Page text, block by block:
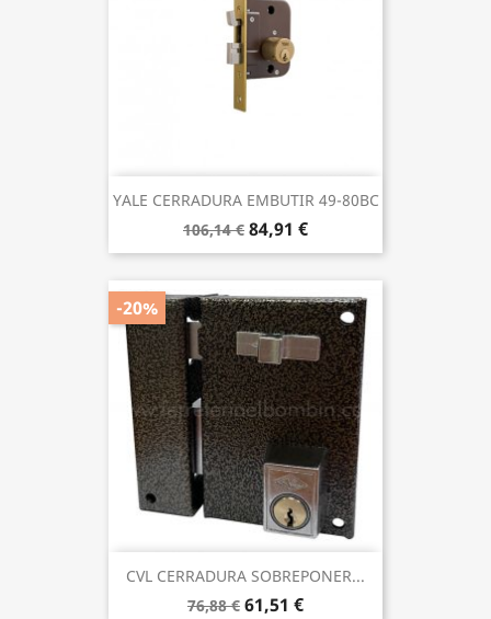
YALE CERRADURA EMBUTIR 49-80BC
106,14 € 84,91 €
CVL CERRADURA SOBREPONER...
76,88 € 61,51 €
-20%